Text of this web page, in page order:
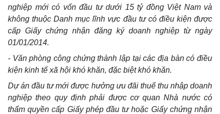
nghiệp mới có vốn đầu tư dưới 15 tỷ đồng Việt Nam và
không thuộc Danh mục lĩnh vực đầu tư có điều kiện được
cấp Giấy chứng nhận đăng ký doanh nghiệp từ ngày
01/01/2014.
- Văn phòng công chứng thành lập tại các địa bàn có điều
kiện kinh tế xã hội khó khăn, đặc biệt khó khăn.
Dự án đầu tư mới được hưởng ưu đãi thuế thu nhập doanh
nghiệp theo quy định phải được cơ quan Nhà nước có
thẩm quyền cấp Giấy phép đầu tư hoặc Giấy chứng nhận